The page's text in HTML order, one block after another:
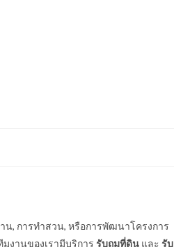
, การทำสวน, หรือการพัฒนาโครงการ
งานของเรามีบริการ รับถมที่ดิน และ รับ